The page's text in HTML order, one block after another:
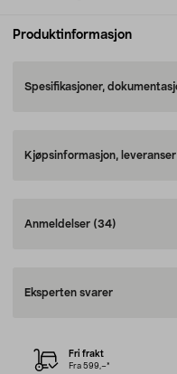
Produktinformasjon
Spesifikasjoner,
Kjøpsinformasjon,
Anmeldelser (34)
Eksperten svarer
Fri frakt
Fra 599,–*